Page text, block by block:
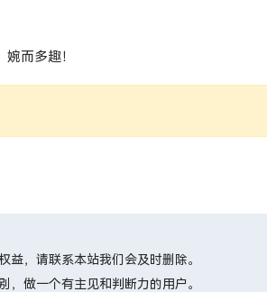
而多趣！
，请联系本站我们会及时删除。
做一个有主见和判断力的用户。